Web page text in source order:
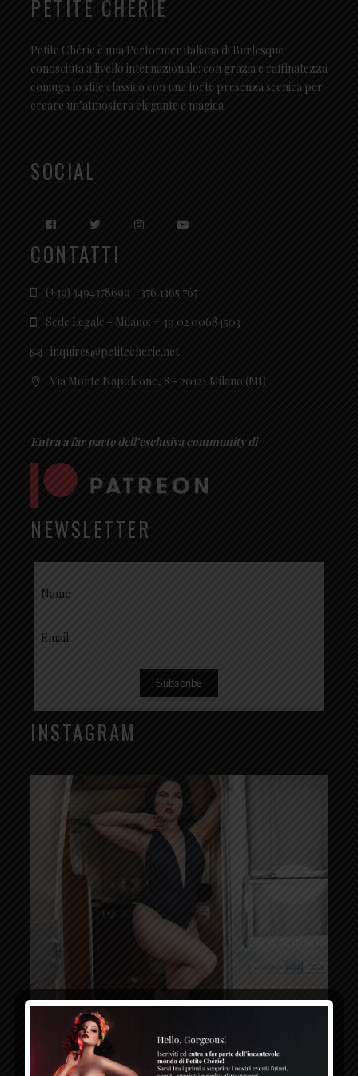
PETITE CHÉRIE
Petite Chérie è una Performer italiana di Burlesque
conosciuta a livello internazionale: con grazia e raffinatezza
coniuga lo stile classico con una forte presenza scenica per
creare un’atmosfera elegante e magica.
SOCIAL
CONTATTI
(+39) 3494378699 - 376 1365 767
Sede Legale - Milano: + 39 02 00684503
inquires@petitecherie.net
Via Monte Napoleone, 8 - 20121 Milano (MI)
Entra a far parte dell’esclusiva community di
NEWSLETTER
Subscribe
INSTAGRAM